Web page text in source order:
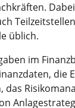
üblich.
im
die
das